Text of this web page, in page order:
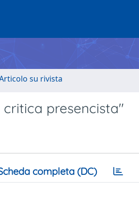
su rivista
presencista"
completa (DC)